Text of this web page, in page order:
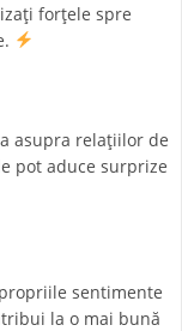
forțele spre
asupra relațiilor de
pot aduce surprize
sentimente
la o mai bună